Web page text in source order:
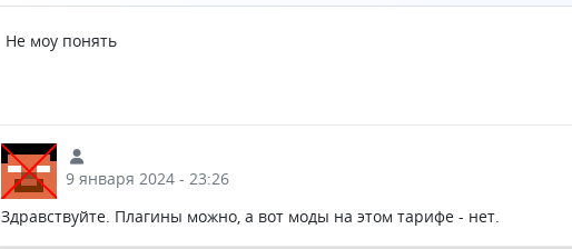
Не моу понять
9 января 2024 - 23:26
Здравствуйте. Плагины можно, а вот моды на этом тарифе - нет.